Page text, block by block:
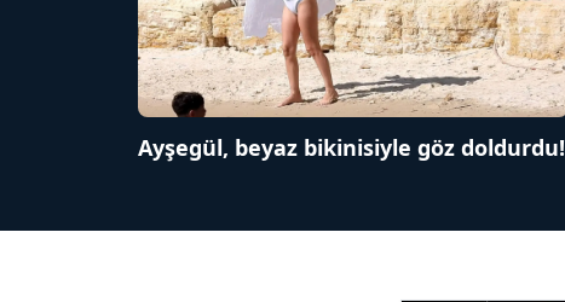
Ayşegül, beyaz bikinisiyle göz doldurdu!